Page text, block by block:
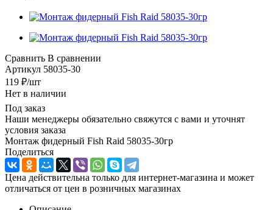
Сравнить В сравнении
Артикул 58035-30
119 ₽/шт
Нет в наличии
Под заказ
Наши менеджеры обязательно свяжутся с вами и уточнят
условия заказа
Монтаж фидерный Fish Raid 58035-30гр
Поделиться
Цена действительна только для интернет-магазина и может
отличаться от цен в розничных магазинах